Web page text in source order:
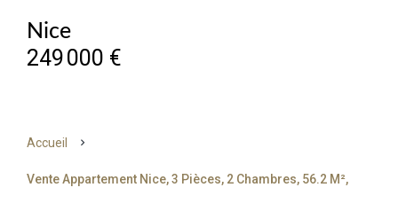
Nice
249 000 €
Accueil
Vente Appartement Nice, 3 Pièces, 2 Chambres, 56.2 M²,